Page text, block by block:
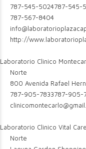
787-545-5024787-545-
787-567-8404
http://
Laboratorio Clinico
Norte
800 Avenida Rafael
787-905-7833787-905-
Laboratorio Clinico Vital
Norte